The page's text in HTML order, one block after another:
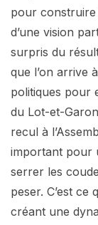
pour construire
d’une vision
surpris du
que l’on arrive
politiques pour
du Lot-et-
recul à
important pour
serrer les
peser. C’est ce
créant une